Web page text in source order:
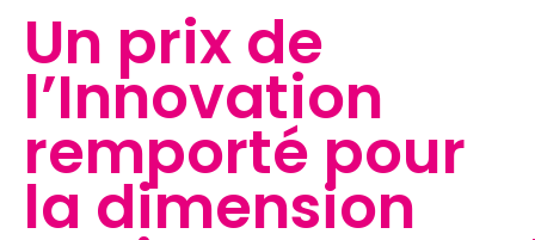
Un prix de
l’Innovation
remporté pour
la dimension